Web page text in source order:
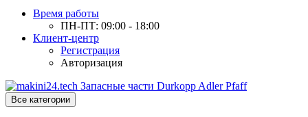
Время работы
ПН-ПТ: 09:00 - 18:00
Клиент-центр
Регистрация
Авторизация
Все категории